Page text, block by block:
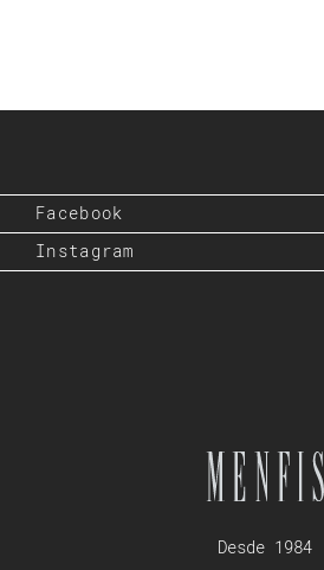
Facebook
Instagram
Desde 1984